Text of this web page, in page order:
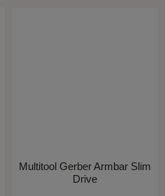
Multitool Gerber Armbar Slim
Drive